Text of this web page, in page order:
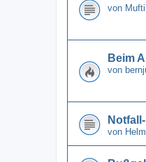
von
Beim
von
von